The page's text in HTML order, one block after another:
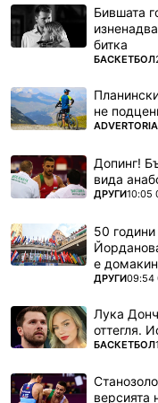
Бившата
битка
ПОВЕЧЕ ОТ
БАСКЕТБОЛ
не
ПОВЕЧЕ ОТ
Допинг!
вида
ПОВЕЧЕ ОТ
ДРУГИ10:05
50
е
ПОВЕЧЕ ОТ
ДРУГИ09:54
Лука
оттегля.
ПОВЕЧЕ ОТ
БАСКЕТБОЛ
версията